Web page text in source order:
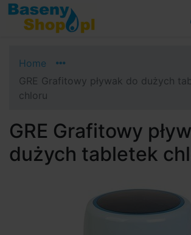
Przejdź do nawigacji
Przejdź do treści
Przejdź do paska bocznego
Home
GRE Grafitowy pływak do dużych
chloru
GRE Grafitowy
dużych tabletek